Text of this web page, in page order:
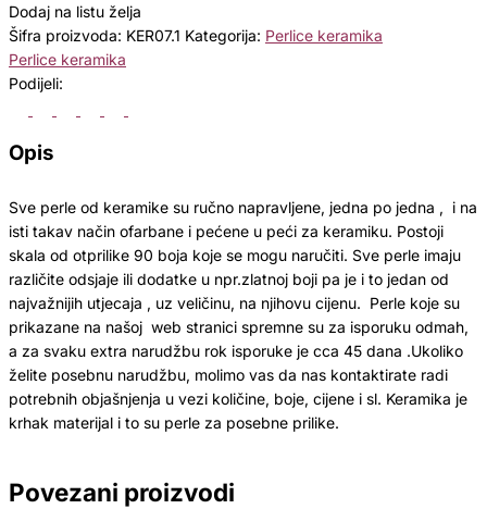
Dodaj na listu želja
Šifra proizvoda: KER07.1 Kategorija: Perlice keramika
Perlice keramika
Podijeli:
Opis
Sve perle od keramike su ručno napravljene, jedna po jedna , i na
isti takav način ofarbane i pećene u peći za keramiku. Postoji
skala od otprilike 90 boja koje se mogu naručiti. Sve perle imaju
različite odsjaje ili dodatke u npr.zlatnoj boji pa je i to jedan od
najvažnijih utjecaja , uz veličinu, na njihovu cijenu. Perle koje su
prikazane na našoj web stranici spremne su za isporuku odmah,
a za svaku extra narudžbu rok isporuke je cca 45 dana .Ukoliko
želite posebnu narudžbu, molimo vas da nas kontaktirate radi
potrebnih objašnjenja u vezi količine, boje, cijene i sl. Keramika je
krhak materijal i to su perle za posebne prilike.
Povezani proizvodi